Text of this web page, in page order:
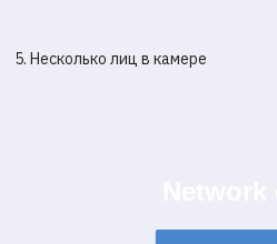
5. Несколько лиц в камере
обучении: проблемы и